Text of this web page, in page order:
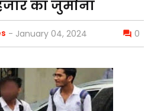
का जुर्माना
- January 04, 2024 0